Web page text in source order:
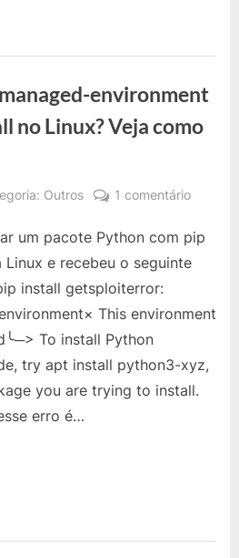
environment
no Linux? Veja como
Outros 1 comentárioem
usar
install
no
um pacote Python com pip
Linux e recebeu o seguinte
install getsploiterror:
This environment
To install Python
try apt install python3-xyz,
you are trying to install.
erro é…